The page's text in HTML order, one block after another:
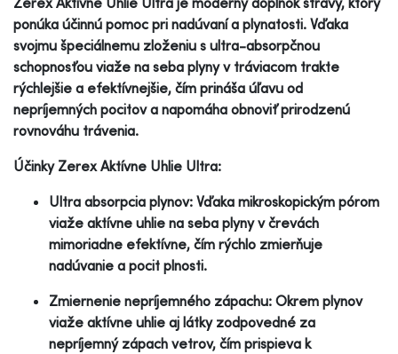
ponúka účinnú pomoc pri nadúvaní a plynatosti. Vďaka
svojmu špeciálnemu zloženiu s ultra-absorpčnou
schopnosťou viaže na seba plyny v tráviacom trakte
rýchlejšie a efektívnejšie, čím prináša úľavu od
nepríjemných pocitov a napomáha obnoviť prirodzenú
rovnováhu trávenia.
Účinky Zerex Aktívne Uhlie Ultra:
Ultra absorpcia plynov: Vďaka mikroskopickým pórom
viaže aktívne uhlie na seba plyny v črevách
mimoriadne efektívne, čím rýchlo zmierňuje
nadúvanie a pocit plnosti.
Zmiernenie nepríjemného zápachu: Okrem plynov
viaže aktívne uhlie aj látky zodpovedné za
nepríjemný zápach vetrov, čím prispieva k